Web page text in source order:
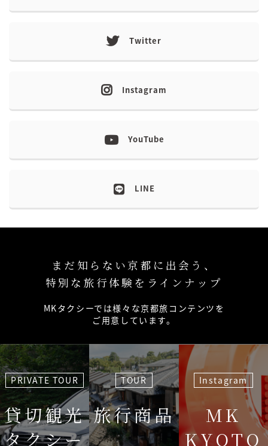
Twitter
Instagram
YouTube
LINE
まだ知らない京都に出会う、
特別な旅行体験をラインナップ
MKタクシーでは様々な京都旅コンテンツを
ご用意しています。
PRIVATE TOUR
貸切観光
タクシー
TOUR
旅行商品
Instagram
MK
KYOTO